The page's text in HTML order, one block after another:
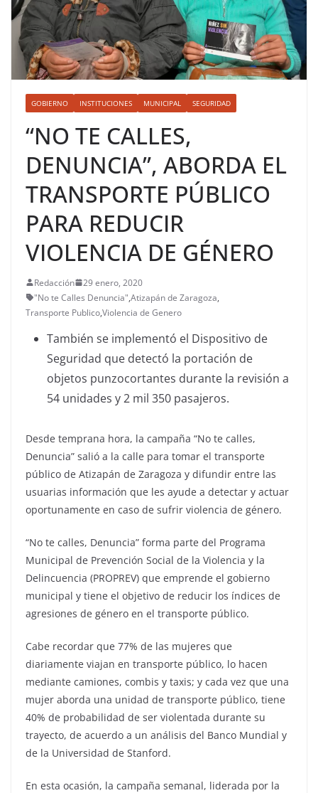
GOBIERNO INSTITUCIONES MUNICIPAL SEGURIDAD
“NO TE CALLES,
DENUNCIA”, ABORDA EL
TRANSPORTE PÚBLICO
PARA REDUCIR
VIOLENCIA DE GÉNERO
Redacción
29 enero, 2020
"No te Calles Denuncia",Atizapán de Zaragoza,
Transporte Publico,Violencia de Genero
También se implementó el Dispositivo de
Seguridad que detectó la portación de
objetos punzocortantes durante la revisión a
54 unidades y 2 mil 350 pasajeros.
Desde temprana hora, la campaña “No te calles,
Denuncia” salió a la calle para tomar el transporte
público de Atizapán de Zaragoza y difundir entre las
usuarias información que les ayude a detectar y actuar
oportunamente en caso de sufrir violencia de género.
“No te calles, Denuncia” forma parte del Programa
Municipal de Prevención Social de la Violencia y la
Delincuencia (PROPREV) que emprende el gobierno
municipal y tiene el objetivo de reducir los índices de
agresiones de género en el transporte público.
Cabe recordar que 77% de las mujeres que
diariamente viajan en transporte público, lo hacen
mediante camiones, combis y taxis; y cada vez que una
mujer aborda una unidad de transporte público, tiene
40% de probabilidad de ser violentada durante su
trayecto, de acuerdo a un análisis del Banco Mundial y
de la Universidad de Stanford.
En esta ocasión, la campaña semanal, liderada por la